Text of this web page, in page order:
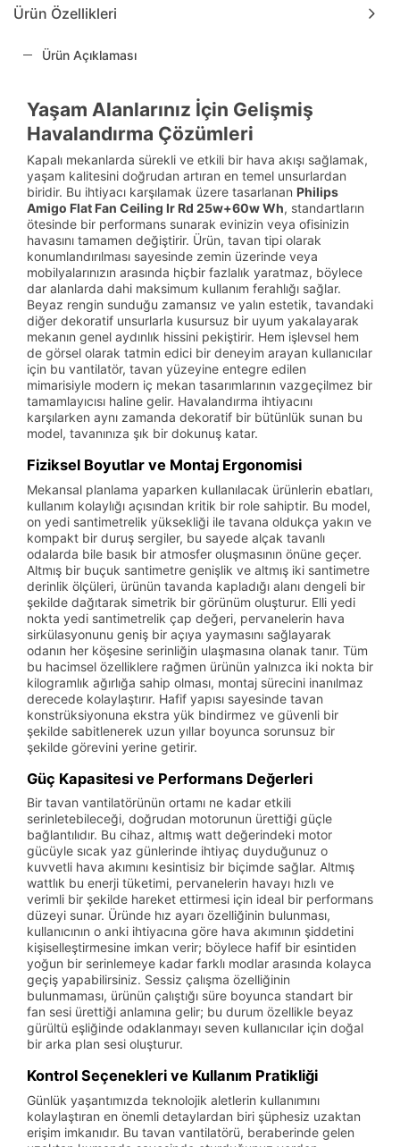
Ürün Özellikleri
Ürün Açıklaması
Yaşam Alanlarınız İçin Gelişmiş
Havalandırma Çözümleri
Kapalı mekanlarda sürekli ve etkili bir hava akışı sağlamak,
yaşam kalitesini doğrudan artıran en temel unsurlardan
biridir. Bu ihtiyacı karşılamak üzere tasarlanan Philips
Amigo Flat Fan Ceiling Ir Rd 25w+60w Wh, standartların
ötesinde bir performans sunarak evinizin veya ofisinizin
havasını tamamen değiştirir. Ürün, tavan tipi olarak
konumlandırılması sayesinde zemin üzerinde veya
mobilyalarınızın arasında hiçbir fazlalık yaratmaz, böylece
dar alanlarda dahi maksimum kullanım ferahlığı sağlar.
Beyaz rengin sunduğu zamansız ve yalın estetik, tavandaki
diğer dekoratif unsurlarla kusursuz bir uyum yakalayarak
mekanın genel aydınlık hissini pekiştirir. Hem işlevsel hem
de görsel olarak tatmin edici bir deneyim arayan kullanıcılar
için bu vantilatör, tavan yüzeyine entegre edilen
mimarisiyle modern iç mekan tasarımlarının vazgeçilmez bir
tamamlayıcısı haline gelir. Havalandırma ihtiyacını
karşılarken aynı zamanda dekoratif bir bütünlük sunan bu
model, tavanınıza şık bir dokunuş katar.
Fiziksel Boyutlar ve Montaj Ergonomisi
Mekansal planlama yaparken kullanılacak ürünlerin ebatları,
kullanım kolaylığı açısından kritik bir role sahiptir. Bu model,
on yedi santimetrelik yüksekliği ile tavana oldukça yakın ve
kompakt bir duruş sergiler, bu sayede alçak tavanlı
odalarda bile basık bir atmosfer oluşmasının önüne geçer.
Altmış bir buçuk santimetre genişlik ve altmış iki santimetre
derinlik ölçüleri, ürünün tavanda kapladığı alanı dengeli bir
şekilde dağıtarak simetrik bir görünüm oluşturur. Elli yedi
nokta yedi santimetrelik çap değeri, pervanelerin hava
sirkülasyonunu geniş bir açıya yaymasını sağlayarak
odanın her köşesine serinliğin ulaşmasına olanak tanır. Tüm
bu hacimsel özelliklere rağmen ürünün yalnızca iki nokta bir
kilogramlık ağırlığa sahip olması, montaj sürecini inanılmaz
derecede kolaylaştırır. Hafif yapısı sayesinde tavan
konstrüksiyonuna ekstra yük bindirmez ve güvenli bir
şekilde sabitlenerek uzun yıllar boyunca sorunsuz bir
şekilde görevini yerine getirir.
Güç Kapasitesi ve Performans Değerleri
Bir tavan vantilatörünün ortamı ne kadar etkili
serinletebileceği, doğrudan motorunun ürettiği güçle
bağlantılıdır. Bu cihaz, altmış watt değerindeki motor
gücüyle sıcak yaz günlerinde ihtiyaç duyduğunuz o
kuvvetli hava akımını kesintisiz bir biçimde sağlar. Altmış
wattlık bu enerji tüketimi, pervanelerin havayı hızlı ve
verimli bir şekilde hareket ettirmesi için ideal bir performans
düzeyi sunar. Üründe hız ayarı özelliğinin bulunması,
kullanıcının o anki ihtiyacına göre hava akımının şiddetini
kişiselleştirmesine imkan verir; böylece hafif bir esintiden
yoğun bir serinlemeye kadar farklı modlar arasında kolayca
geçiş yapabilirsiniz. Sessiz çalışma özelliğinin
bulunmaması, ürünün çalıştığı süre boyunca standart bir
fan sesi ürettiği anlamına gelir; bu durum özellikle beyaz
gürültü eşliğinde odaklanmayı seven kullanıcılar için doğal
bir arka plan sesi oluşturur.
Kontrol Seçenekleri ve Kullanım Pratikliği
Günlük yaşantımızda teknolojik aletlerin kullanımını
kolaylaştıran en önemli detaylardan biri şüphesiz uzaktan
erişim imkanıdır. Bu tavan vantilatörü, beraberinde gelen